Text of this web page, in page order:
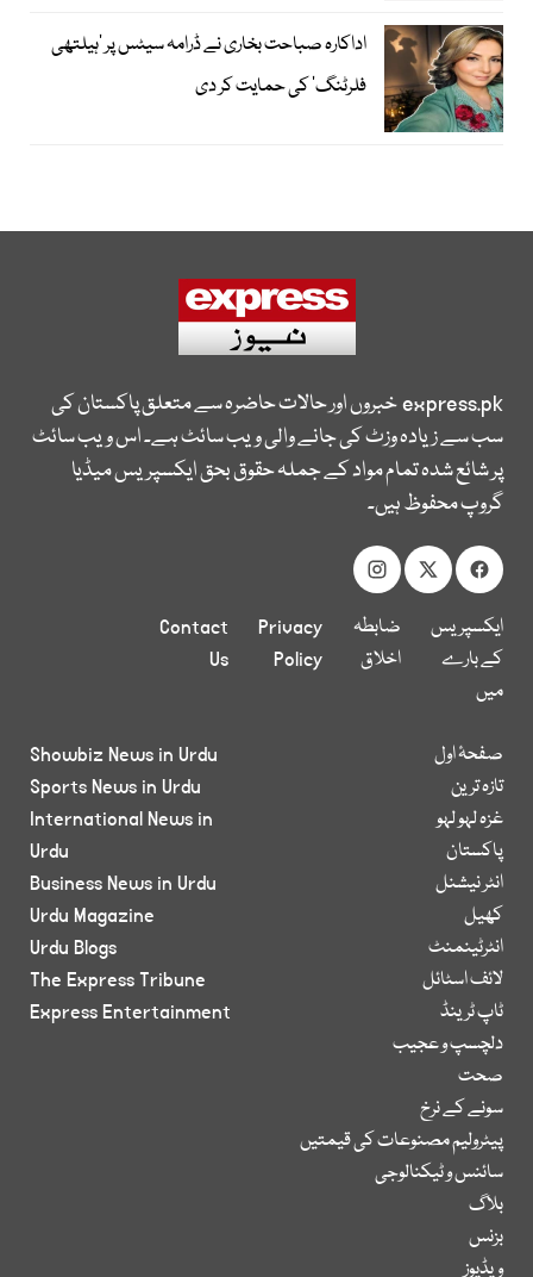
اداکارہ صباحت بخاری نے ڈرامہ سیٹس پر ’ہیلتھی
فلرٹنگ‘ کی حمایت کر دی
express.pkخبروں اور حالات حاضرہ سے متعلق پاکستان کی
سب سے زیادہ وزٹ کی جانے والی ویب سائٹ ہے۔ اس ویب سائٹ
پر شائع شدہ تمام مواد کے جملہ حقوق بحق ایکسپریس میڈیا
گروپ محفوظ ہیں۔
ایکسپریس
کے بارے
میں
ضابطہ
اخلاق
Privacy
Policy
Contact
Us
صفحۂ اول
تازہ ترین
غزہ لہو لہو
پاکستان
انٹر نیشنل
کھیل
انٹرٹینمنٹ
لائف اسٹائل
ٹاپ ٹرینڈ
دلچسپ و عجیب
صحت
سونے کے نرخ
پیٹرولیم مصنوعات کی قیمتیں
سائنس و ٹیکنالوجی
بلاگ
بزنس
ویڈیوز
Showbiz News in Urdu
Sports News in Urdu
International News in
Urdu
Business News in Urdu
Urdu Magazine
Urdu Blogs
The Express Tribune
Express Entertainment